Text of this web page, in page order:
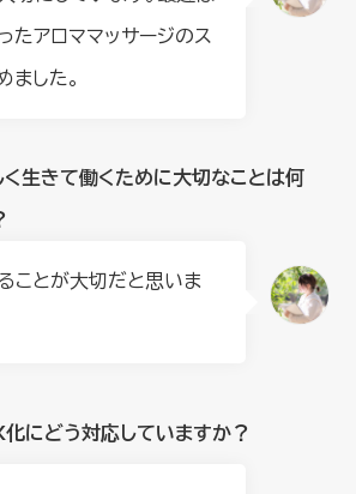
たアロママッサージのス
ました。
く生きて働くために大切なことは何
ことが大切だと思いま
にどう対応していますか？